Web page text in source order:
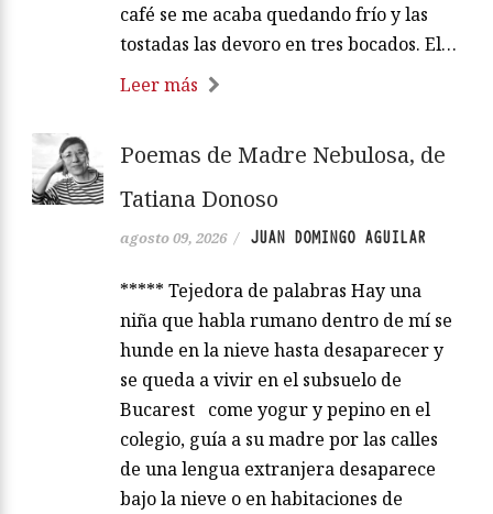
café se me acaba quedando frío y las
tostadas las devoro en tres bocados. El…
Leer más
Poemas de Madre Nebulosa, de
Tatiana Donoso
agosto 09, 2026 / JUAN DOMINGO AGUILAR
***** Tejedora de palabras Hay una
niña que habla rumano dentro de mí se
hunde en la nieve hasta desaparecer y
se queda a vivir en el subsuelo de
Bucarest come yogur y pepino en el
colegio, guía a su madre por las calles
de una lengua extranjera desaparece
bajo la nieve o en habitaciones de